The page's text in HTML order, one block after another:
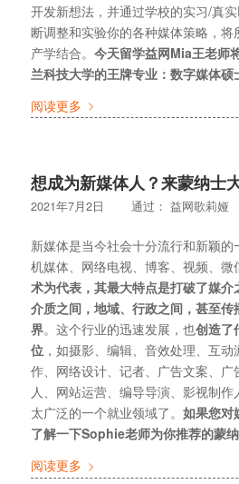
开发新想法，并通过学校的实习/真
断调整和实验你的各种媒体策略，将
产学结合。 今天留学益网Mia王老师
兰科技大学的王牌专业：数字媒体硕
阅读更多
想成为新媒体人？来蒙纳士
2021年7月2日 通过： 益网歌莉娅
新媒体是当今社会十分流行和新颖
机媒体、网络电视、博客、视频、微
术为代表，其最大特点是打破了媒
介质之间，地域、行政之间，甚至传
界。这个行业的迅速发展，也创造了
位，如摄影、编辑、音效处理、互动
作、网络设计、记者、广告文案、
人、网站运营、编导导演、影视制
太广泛的一个就业领域了。 如果您对
了解一下Sophie老师为你推荐的蒙纳
阅读更多